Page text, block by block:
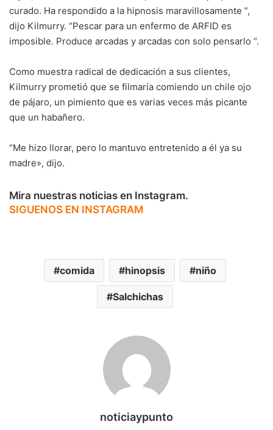
curado. Ha respondido a la hipnosis maravillosamente ”,
dijo Kilmurry. “Pescar para un enfermo de ARFID es
imposible. Produce arcadas y arcadas con solo pensarlo “.
Como muestra radical de dedicación a sus clientes,
Kilmurry prometió que se filmaría comiendo un chile ojo
de pájaro, un pimiento que es varias veces más picante
que un habañero.
“Me hizo llorar, pero lo mantuvo entretenido a él ya su
madre», dijo.
Mira nuestras noticias en Instagram.
SIGUENOS EN INSTAGRAM
comida hinopsis niño
Salchichas
noticiaypunto